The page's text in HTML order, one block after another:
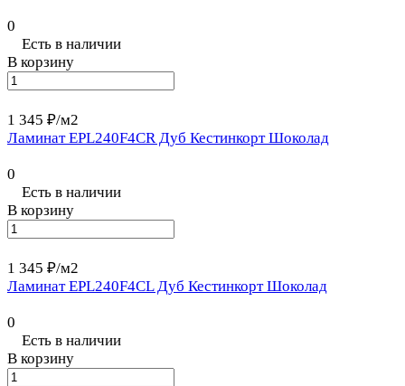
0
Есть в наличии
В корзину
1 345 ₽/м2
Ламинат EPL240F4CR Дуб Кестинкорт Шоколад
0
Есть в наличии
В корзину
1 345 ₽/м2
Ламинат EPL240F4CL Дуб Кестинкорт Шоколад
0
Есть в наличии
В корзину